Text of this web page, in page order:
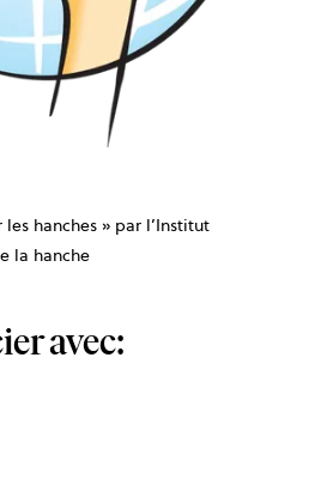
hanches » par l’Institut
la hanche
avec: